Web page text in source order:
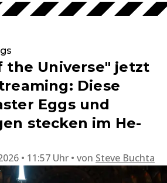
the Universe" jetzt
Diese
Eggs und
stecken im He-
• 11:57 Uhr von Steve Buchta